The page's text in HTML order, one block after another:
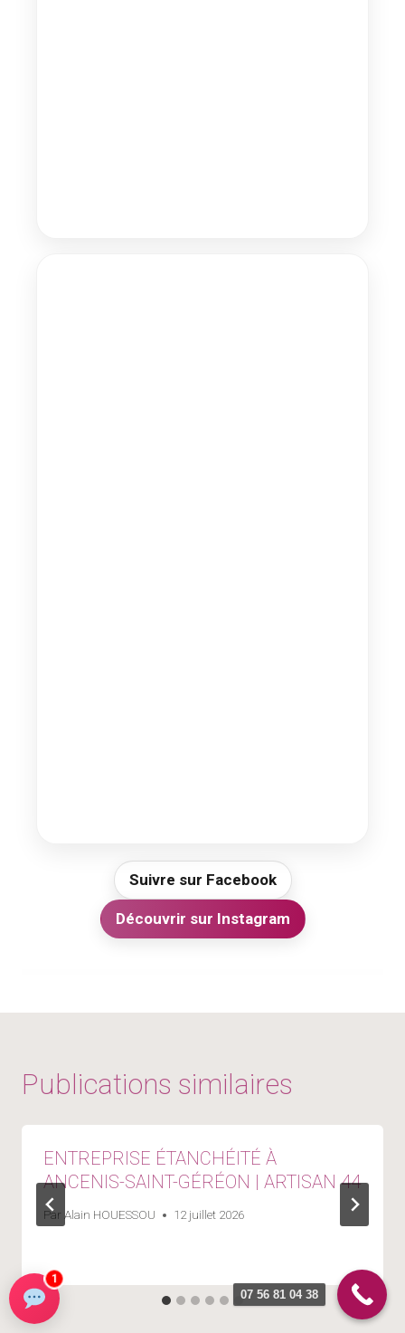
Suivre sur Facebook
Découvrir sur Instagram
Publications similaires
ENTREPRISE ÉTANCHÉITÉ À
ANCENIS-SAINT-GÉRÉON | ARTISAN 44
Par Alain HOUESSOU 12 juillet 2026
07 56 81 04 38
1